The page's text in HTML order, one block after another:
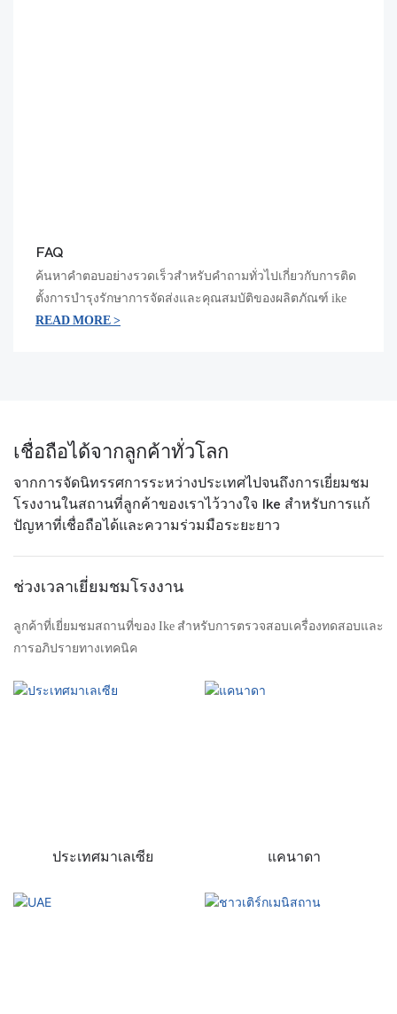
FAQ
ค้นหาคำตอบอย่างรวดเร็วสำหรับคำถามทั่วไปเกี่ยวกับการติด
ตั้งการบำรุงรักษาการจัดส่งและคุณสมบัติของผลิตภัณฑ์ ike
READ MORE >
เชื่อถือได้จากลูกค้าทั่วโลก
จากการจัดนิทรรศการระหว่างประเทศไปจนถึงการเยี่ยมชม
โรงงานในสถานที่ลูกค้าของเราไว้วางใจ Ike สำหรับการแก้
ปัญหาที่เชื่อถือได้และความร่วมมือระยะยาว
ช่วงเวลาเยี่ยมชมโรงงาน
ลูกค้าที่เยี่ยมชมสถานที่ของ Ike สำหรับการตรวจสอบเครื่องทดสอบและ
การอภิปรายทางเทคนิค
ประเทศมาเลเซีย แคนาดา